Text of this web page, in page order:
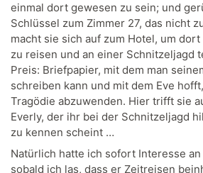
einmal dort gewesen zu sein; und
Schlüssel zum Zimmer 27, das nicht
macht sie sich auf zum Hotel, um
zu reisen und an einer Schnitzeljagd
Preis: Briefpapier, mit dem man
schreiben kann und mit dem Eve
Tragödie abzuwenden. Hier trifft sie
Everly, der ihr bei der Schnitzeljagd
zu kennen scheint …
Natürlich hatte ich sofort Interesse an
sobald ich las, dass er Zeitreisen